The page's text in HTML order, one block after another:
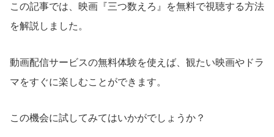
この記事では、映画『三つ数えろ』を無料で視聴する方法
を解説しました。
動画配信サービスの無料体験を使えば、観たい映画やドラ
マをすぐに楽しむことができます。
この機会に試してみてはいかがでしょうか？